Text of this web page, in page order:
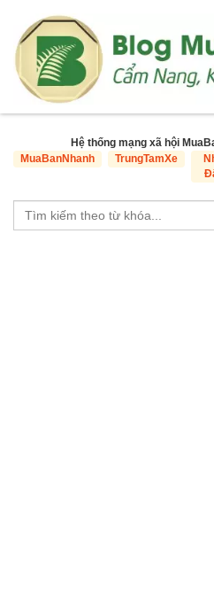
Hệ thống mạng xã hội
MuaBanNhanh
TrungTamXe